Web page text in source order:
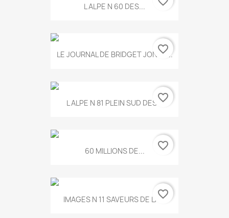
L ALPE N 60 DES...
LE JOURNAL DE BRIDGET JONES...
favorite_border
L ALPE N 81 PLEIN SUD DES...favorite_border
60 MILLIONS DE... favorite_border
IMAGES N 11 SAVEURS DE LA...
favorite_border